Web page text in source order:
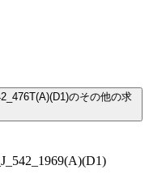
のその他の求